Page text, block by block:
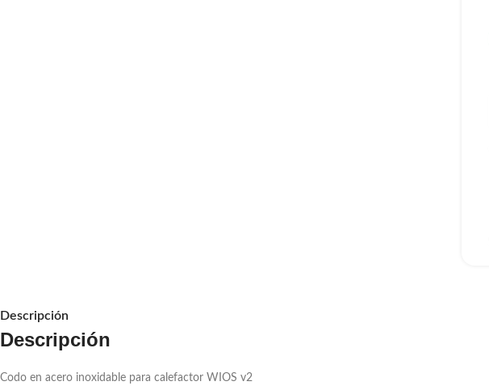
Descripción
Descripción
Codo en acero inoxidable para calefactor WIOS v2